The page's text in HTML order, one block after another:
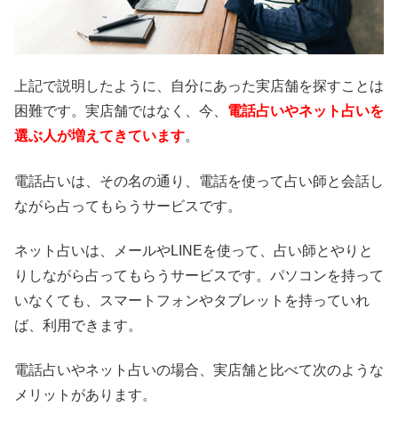
上記で説明したように、自分にあった実店舗を探すことは
困難です。実店舗ではなく、今、 電話占いやネット占いを
選ぶ人が増えてきています。
電話占いは、その名の通り、電話を使って占い師と会話し
ながら占ってもらうサービスです。
ネット占いは、メールやLINEを使って、占い師とやりと
りしながら占ってもらうサービスです。パソコンを持って
いなくても、スマートフォンやタブレットを持っていれ
ば、利用できます。
電話占いやネット占いの場合、実店舗と比べて次のような
メリットがあります。